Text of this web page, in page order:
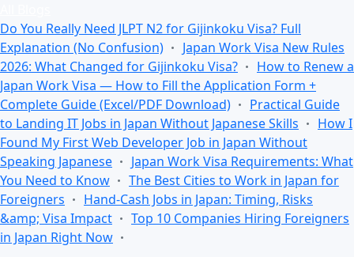
Do You Really Need JLPT N2 for Gijinkoku Visa? Full
Explanation (No Confusion)
Japan Work Visa New Rules
2026: What Changed for Gijinkoku Visa?
How to Renew a
Japan Work Visa — How to Fill the Application Form +
Complete Guide (Excel/PDF Download)
Practical Guide
to Landing IT Jobs in Japan Without Japanese Skills
How I
Found My First Web Developer Job in Japan Without
Speaking Japanese
Japan Work Visa Requirements: What
You Need to Know
The Best Cities to Work in Japan for
Foreigners
Hand-Cash Jobs in Japan: Timing, Risks
&amp; Visa Impact
Top 10 Companies Hiring Foreigners
in Japan Right Now